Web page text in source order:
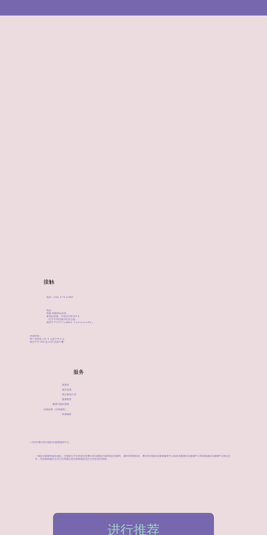
接触
电话：(02) 9794 0150
地点：
阿瑟·韦斯特纪念馆
麦克伯尼路，卡布拉马塔 2166
（位于卡布拉维尔纪念公园，
落后于 PCYC Fairfield - Cabramatta）
​开放时间：
周一至周五上午 9 点至下午 5 点
每天下午 1:00 至 2:00 供应午餐
服务
营养学
通才咨询
通才案例工作
健康教育
健康与福祉团体
法律咨询（法律援助）
外展服务
一项妇女健康和福祉倡议，主要致力于支持居住在费尔菲尔德地方政府地区的移民、难民和弱势妇女。费尔菲尔德妇女健康服务中心由班克斯敦妇女健康中心和利物浦妇女健康中心联合主
办，并由新南威尔士州卫生局通过悉尼西南地区地方卫生区提供资助。
©2023 费尔菲尔德妇女健康服务中心
进行推荐